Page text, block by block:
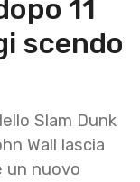
11
scendo
Slam Dunk
Wall lascia
un nuovo